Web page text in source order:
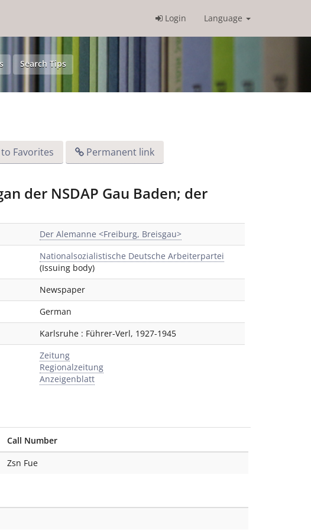
Login Language
Search Tips
Favorites Permanent link
der NSDAP Gau Baden; der
Der Alemanne <Freiburg, Breisgau>
Nationalsozialistische Deutsche Arbeiterpartei
(Issuing body)
Newspaper
German
Karlsruhe : Führer-Verl, 1927-1945
Zeitung
Regionalzeitung
Anzeigenblatt
Call Number
Zsn Fue